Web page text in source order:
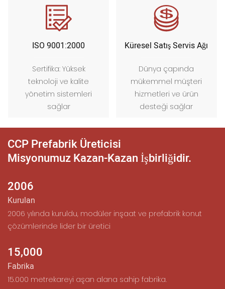
ISO 9001:2000
Sertifika: Yüksek
teknoloji ve kalite
yönetim sistemleri
sağlar
Küresel Satış Servis Ağı
Dünya çapında
mükemmel müşteri
hizmetleri ve ürün
desteği sağlar
CCP Prefabrik Üreticisi
Misyonumuz Kazan-Kazan İşbirliğidir.
2006
Kurulan
2006 yılında kuruldu, modüler inşaat ve prefabrik konut
çözümlerinde lider bir üretici
15,000
Fabrika
︎15.000 metrekareyi aşan alana sahip fabrika.